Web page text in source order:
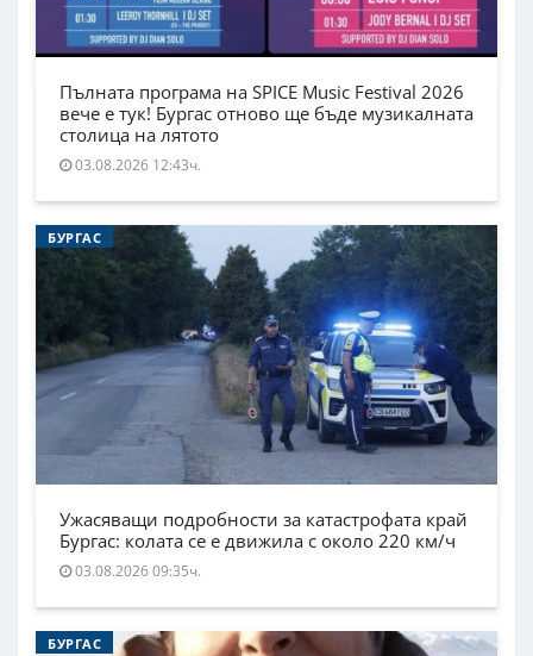
Пълната програма на SPICE Music Festival 2026
вече е тук! Бургас отново ще бъде музикалната
столица на лятото
03.08.2026 12:43ч.
БУРГАС
Ужасяващи подробности за катастрофата край
Бургас: колата се е движила с около 220 км/ч
03.08.2026 09:35ч.
БУРГАС